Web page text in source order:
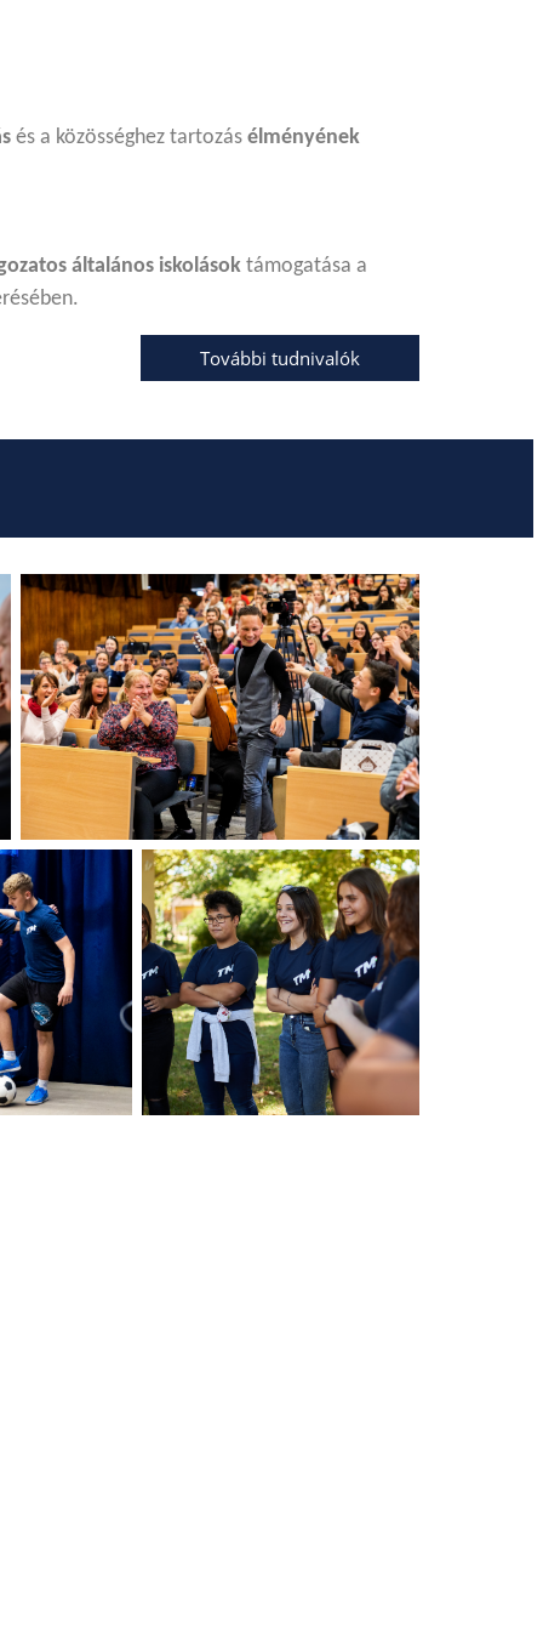
és a közösséghez tartozás élményének
általános iskolásoktámogatása a
További tudnivalók